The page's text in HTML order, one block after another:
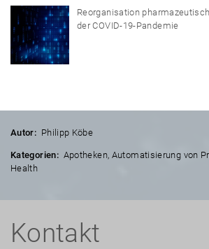
Reorganisation
der COVID-19-Pandemie
Autor: Philipp Köbe
Kategorien: Apotheken, Automatisierung von
Health
Kontakt